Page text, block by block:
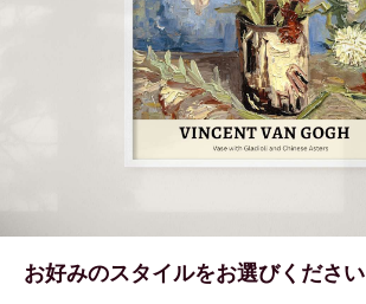
お好みのスタイルをお選びください